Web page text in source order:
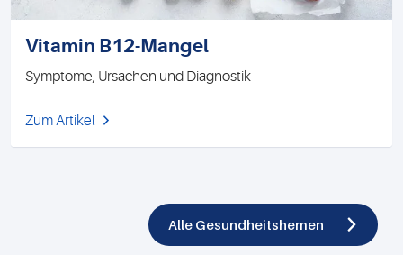
Vitamin B12-Mangel
Symptome, Ursachen und Diagnostik
Zum Artikel
Alle Gesundheitshemen